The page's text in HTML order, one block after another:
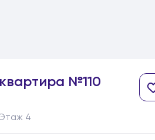
квартира №110
4